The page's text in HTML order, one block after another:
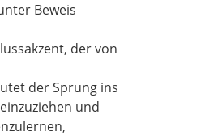
Beweis
der von
der Sprung ins
und